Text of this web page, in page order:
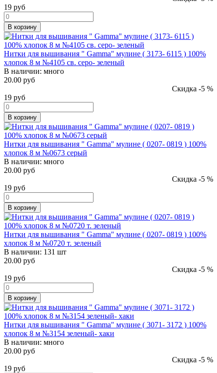
19 руб
В корзину
Нитки для вышивания " Gamma" мулине ( 3173- 6115 ) 100%
хлопок 8 м №4105 св. серо- зеленый
В наличии: много
20.00 руб
Скидка -5 %
19 руб
В корзину
Нитки для вышивания " Gamma" мулине ( 0207- 0819 ) 100%
хлопок 8 м №0673 серый
В наличии: много
20.00 руб
Скидка -5 %
19 руб
В корзину
Нитки для вышивания " Gamma" мулине ( 0207- 0819 ) 100%
хлопок 8 м №0720 т. зеленый
В наличии: 131 шт
20.00 руб
Скидка -5 %
19 руб
В корзину
Нитки для вышивания " Gamma" мулине ( 3071- 3172 ) 100%
хлопок 8 м №3154 зеленый- хаки
В наличии: много
20.00 руб
Скидка -5 %
19 руб